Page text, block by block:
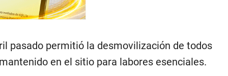
pasado permitió la desmovilización de todos
en el sitio para labores esenciales.